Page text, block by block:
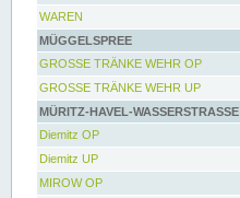
WAREN
MÜGGELSPREE
GROSSE TRÄNKE WEHR OP
GROSSE TRÄNKE WEHR UP
MÜRITZ-HAVEL-WASSERSTRASSE
Diemitz OP
Diemitz UP
MIROW OP